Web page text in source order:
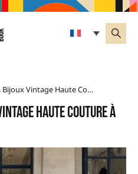
Où Trouver Des Bijoux Vintage Haute Couture À Paris ?
haute couture à